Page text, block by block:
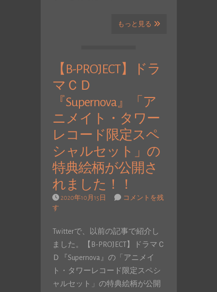
もっと見る
【B-PROJECT】ドラ
マＣＤ
『Supernova』「ア
ニメイト・タワー
レコード限定スペ
シャルセット」の
特典絵柄が公開さ
れました！！
2020年10月15日
コメントを残
す
Twitterで、以前の記事で紹介し
ました。【B-PROJECT】ドラマＣ
Ｄ『Supernova』の「アニメイ
ト・タワーレコード限定スペシ
ャルセット」の特典絵柄が公開